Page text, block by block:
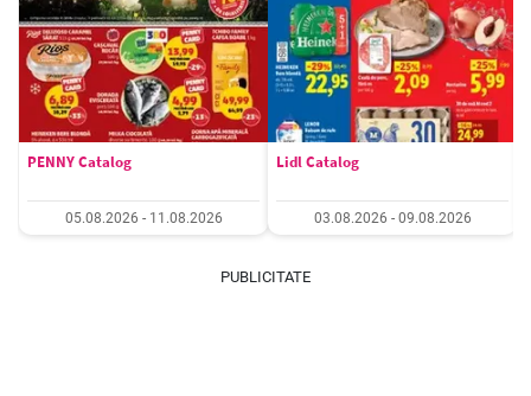
PENNY Catalog
05.08.2026 - 11.08.2026
Lidl Catalog
03.08.2026 - 09.08.2026
PUBLICITATE